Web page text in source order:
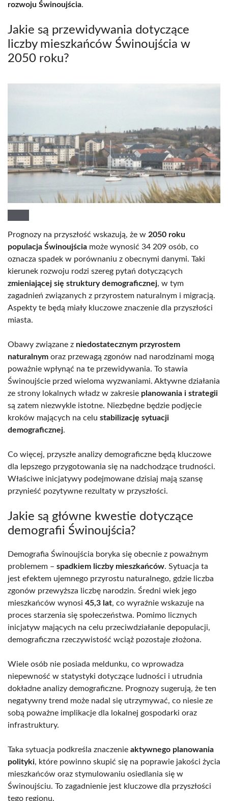
rozwoju Świnoujścia.
Jakie są przewidywania dotyczące
liczby mieszkańców Świnoujścia w
2050 roku?
Prognozy na przyszłość wskazują, że w 2050 roku
populacja Świnoujścia może wynosić 34 209 osób, co
oznacza spadek w porównaniu z obecnymi danymi. Taki
kierunek rozwoju rodzi szereg pytań dotyczących
zmieniającej się struktury demograficznej, w tym
zagadnień związanych z przyrostem naturalnym i migracją.
Aspekty te będą miały kluczowe znaczenie dla przyszłości
miasta.
Obawy związane z niedostatecznym przyrostem
naturalnym oraz przewagą zgonów nad narodzinami mogą
poważnie wpłynąć na te przewidywania. To stawia
Świnoujście przed wieloma wyzwaniami. Aktywne działania
ze strony lokalnych władz w zakresie planowania i strategii
są zatem niezwykle istotne. Niezbędne będzie podjęcie
kroków mających na celu stabilizację sytuacji
demograficznej.
Co więcej, przyszłe analizy demograficzne będą kluczowe
dla lepszego przygotowania się na nadchodzące trudności.
Właściwe inicjatywy podejmowane dzisiaj mają szansę
przynieść pozytywne rezultaty w przyszłości.
Jakie są główne kwestie dotyczące
demografii Świnoujścia?
Demografia Świnoujścia boryka się obecnie z poważnym
problemem – spadkiem liczby mieszkańców. Sytuacja ta
jest efektem ujemnego przyrostu naturalnego, gdzie liczba
zgonów przewyższa liczbę narodzin. Średni wiek jego
mieszkańców wynosi 45,3 lat, co wyraźnie wskazuje na
proces starzenia się społeczeństwa. Pomimo licznych
inicjatyw mających na celu przeciwdziałanie depopulacji,
demograficzna rzeczywistość wciąż pozostaje złożona.
Wiele osób nie posiada meldunku, co wprowadza
niepewność w statystyki dotyczące ludności i utrudnia
dokładne analizy demograficzne. Prognozy sugerują, że ten
negatywny trend może nadal się utrzymywać, co niesie ze
sobą poważne implikacje dla lokalnej gospodarki oraz
infrastruktury.
Taka sytuacja podkreśla znaczenie aktywnego planowania
polityki, które powinno skupić się na poprawie jakości życia
mieszkańców oraz stymulowaniu osiedlania się w
Świnoujściu. To zagadnienie jest kluczowe dla przyszłości
tego regionu.